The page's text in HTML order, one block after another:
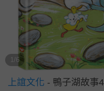
1/6
上誼文化 - 鴨子湖故事